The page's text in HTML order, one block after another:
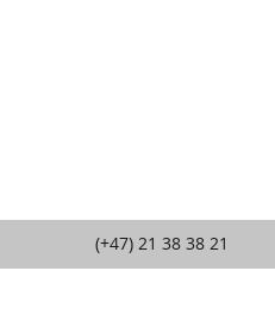
(+47) 21 38 38 21